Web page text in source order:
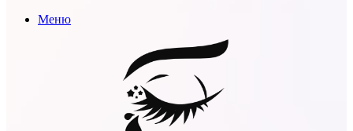
Меню